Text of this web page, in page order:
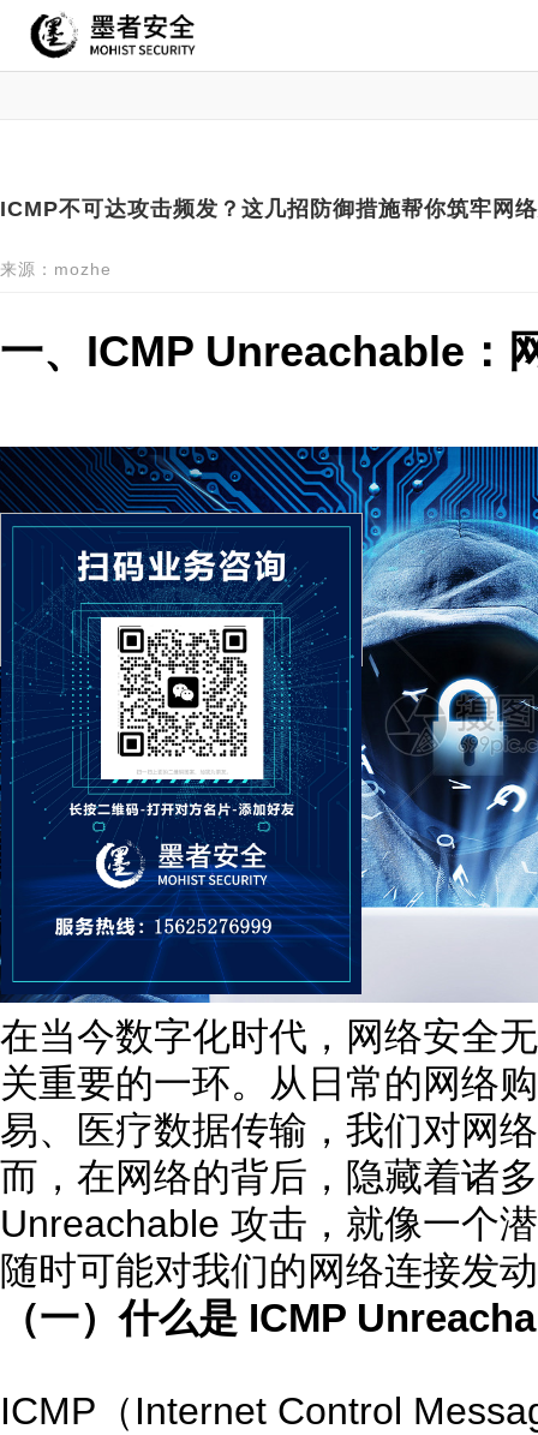
ICMP不可达攻击频发？这几招防御措施帮你筑牢网
来源：mozhe
一、ICMP Unreachable：
在当今数字化时代，网络安全
关重要的一环。从日常的网络
易、医疗数据传输，我们对网
而，在网络的背后，隐藏着诸
Unreachable 攻击，就像一个
随时可能对我们的网络连接发
（一）什么是 ICMP
ICMP（Internet Control